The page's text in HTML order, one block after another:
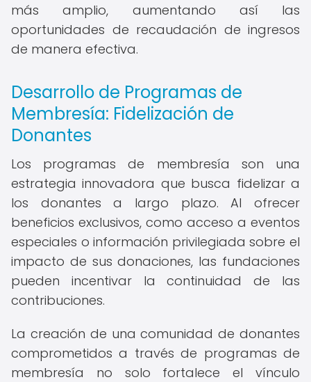
más amplio, aumentando así las
oportunidades de recaudación de ingresos
de manera efectiva.
Desarrollo de Programas de
Membresía: Fidelización de
Donantes
Los programas de membresía son una
estrategia innovadora que busca fidelizar a
los donantes a largo plazo. Al ofrecer
beneficios exclusivos, como acceso a eventos
especiales o información privilegiada sobre el
impacto de sus donaciones, las fundaciones
pueden incentivar la continuidad de las
contribuciones.
La creación de una comunidad de donantes
comprometidos a través de programas de
membresía no solo fortalece el vínculo